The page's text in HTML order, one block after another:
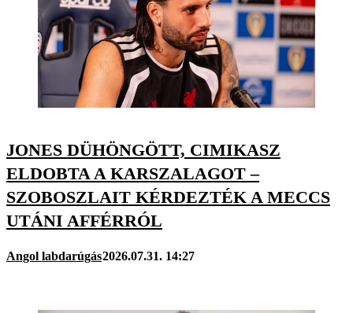
JONES DÜHÖNGÖTT, CIMIKASZ
ELDOBTA A KARSZALAGOT –
SZOBOSZLAIT KÉRDEZTÉK A MECCS
UTÁNI AFFÉRRÓL
Angol labdarúgás2026.07.31. 14:27